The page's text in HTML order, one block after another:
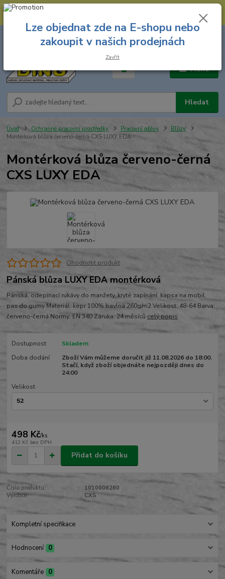
--- Spojovací materiál: 774 431 045 --- Prodejna nářadí: 731 449 423 --
Menu
Hledat
8.00 hod. - 16.00 hod.
za
Úvod Ochranné pracovní prostředky Pracovní oděvy
Blůzy
Montérková blůza červeno-černá CXS LUXY EDA
Montérková blůza červeno-černá
CXS LUXY EDA
Ohodnotit produkt
Pánská blůza LUXY EDA montérková
Pánská, odepínací rukávy do manžety, kryté zapínání, kapsa na mobil,
pas do gumy Materiál: kepr 100% bavlna 260g/m2 Velikost: 48-64 Barva:
červeno-černá Normy: EN 340 Záruka: 24 měsíců celý popis
Dostupnost
Skladem
Doba dodání
Zboží Vám můžeme doručit již 11.08.2026 do 18:00.
Stačí, když zboží objednáte nejpozději dnes do
24:00
Velikost
498 Kč/ks
412 Kč bez DPH
Přidat do košíku
Číslo produktu:
1010006260
Výrobce:
CXS
Kompletní specifikace
Hodnocení 0
Komentáře 0
Lze objednat zde na E-shopu nebo
zakoupit v našich prodejnách
Zavřít